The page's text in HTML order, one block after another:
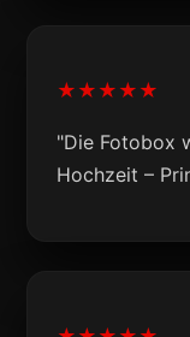
★★★★★
"Die Fotobox
Hochzeit –